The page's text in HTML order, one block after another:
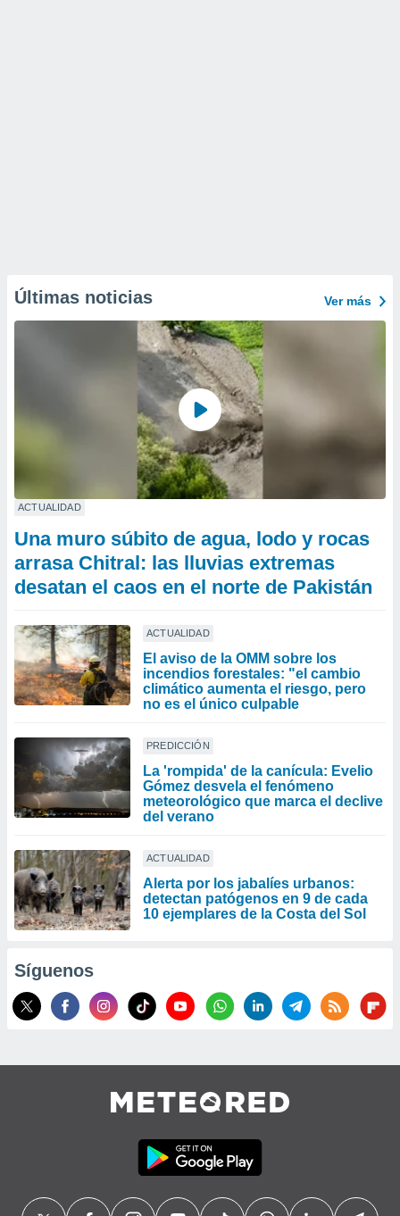
Últimas noticias Ver más
ACTUALIDAD
Una muro súbito de agua, lodo y rocas
arrasa Chitral: las lluvias extremas
desatan el caos en el norte de Pakistán
ACTUALIDAD
El aviso de la OMM sobre los
incendios forestales: "el cambio
climático aumenta el riesgo, pero
no es el único culpable
PREDICCIÓN
La 'rompida' de la canícula: Evelio
Gómez desvela el fenómeno
meteorológico que marca el declive
del verano
ACTUALIDAD
Alerta por los jabalíes urbanos:
detectan patógenos en 9 de cada
10 ejemplares de la Costa del Sol
Síguenos